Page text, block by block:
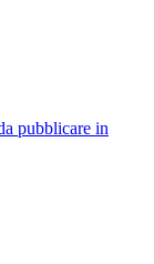
pubblicare in